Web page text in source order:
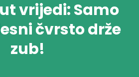
vrijedi: Samo
čvrsto drže
zub!